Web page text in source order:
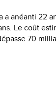
a anéanti 22
Le coût
70